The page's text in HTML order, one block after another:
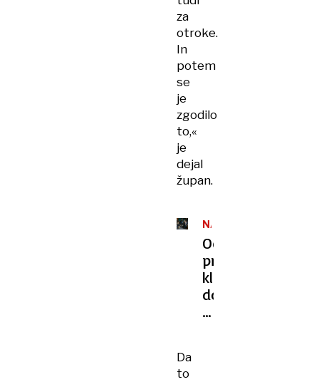
za
otroke.
In
potem
se
je
zgodilo
to,«
je
dejal
župan.
NASILJE
NAD
ŽENSKAMI
Od
prve
klofute
do
femicida
Da
to